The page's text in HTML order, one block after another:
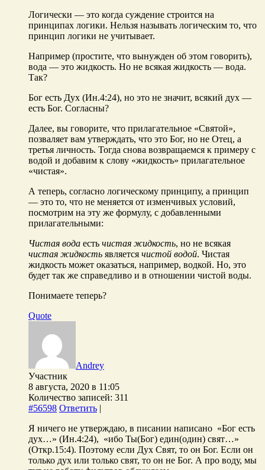
Логически — это когда суждение строится на
принципах логики. Нельзя называть логическим то, что
принцип логики не учитывает.
Например (простите, что вынужден об этом говорить),
вода — это жидкость. Но не всякая жидкость — вода.
Так?
Бог есть Дух (Ин.4:24), но это не значит, всякий дух —
есть Бог. Согласны?
Далее, вы говорите, что прилагательное «Святой»,
позваляет вам утверждать, что это Бог, но не Отец, а
третья личность. Тогда снова возвращаемся к примеру с
водой и добавим к слову «жидкость» прилагательное
«чистая».
А теперь, согласно логическому принципу, а принцип
— это то, что не меняется от изменчивых условий,
посмотрим на эту же формулу, с добавленными
прилагательными:
Чистая вода есть чистая жидкость, но не всякая
чистая жидкость является чистой водой. Чистая
жидкость может оказаться, например, водкой. Но, это
будет так же справедливо и в отношении чистой воды.
Понимаете теперь?
Quote
Andrey
Участник
8 августа, 2020 в 11:05
Количество записей: 311
#56598 Ответить |
Я ничего не утверждаю, в писании написано «Бог есть
дух…» (Ин.4:24), «ибо Ты(Бог) един(один) свят…»
(Откр.15:4). Поэтому если Дух Свят, то он Бог. Если он
только дух или только свят, то он не Бог. А про воду, мы